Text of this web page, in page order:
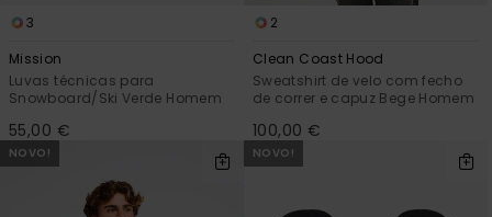
3
Mission
Luvas técnicas para
Snowboard/Ski Verde Homem
55,00 €
2
Clean Coast Hood
Sweatshirt de velo com fecho
de correr e capuz Bege Homem
100,00 €
NOVO! NOVO!